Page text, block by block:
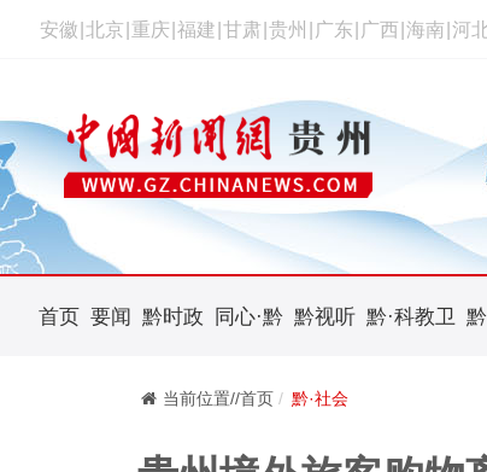
安徽 北京 重庆 福建 甘肃 贵州 广东 广西 海南 河
首页 要闻 黔时政 同心·黔 黔视听 黔·科教卫
当前位置//首页 黔·社会